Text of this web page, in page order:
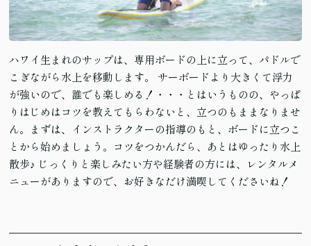
ハワイ生まれのサップは、専用ボードの上に立って、パドルで
こぎながら水上を移動します。 サーボードより大きくて浮力
が強いので、誰でも楽しめる！・・・とはいうものの、やっぱ
りはじめはコツを教えてもらわないと、立つのもままなりませ
ん。まずは、インストラクターの指導のもと、ボードに立つこ
とから始めましょう。コツをつかんだら、あとはゆったり水上
散歩♪ じっくりと楽しみたい方や経験者の方には、レンタルメ
ニューがありますので、お好きなだけ満喫してくださいね！